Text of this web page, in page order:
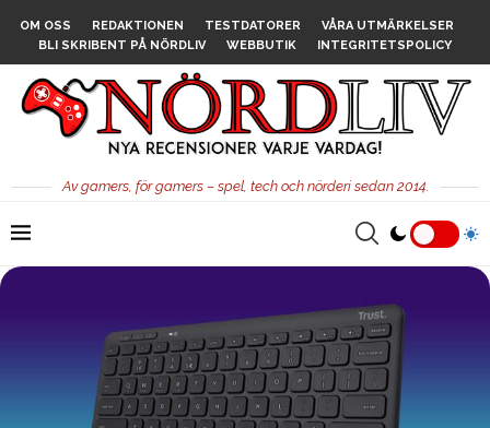
OM OSS REDAKTIONEN TESTDATORER
VÅRA UTMÄRKELSER
BLI SKRIBENT PÅ NÖRDLIV
WEBBUTIK INTEGRITETSPOLICY
Av gamers, för gamers – spel, tech och nörderi sedan 2014.